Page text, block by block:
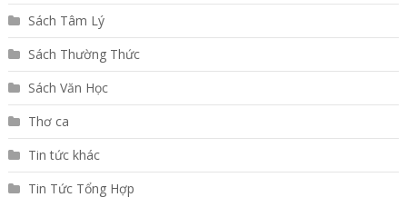
Sách Tâm Lý
Sách Thường Thức
Sách Văn Học
Thơ ca
Tin tức khác
Tin Tức Tổng Hợp